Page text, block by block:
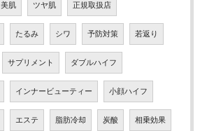
美肌 ツヤ肌 正規取扱店
たるみ シワ 予防対策 若返り
サプリメント ダブルハイフ
インナービューティー 小顔ハイフ
エステ 脂肪冷却 炭酸 相乗効果